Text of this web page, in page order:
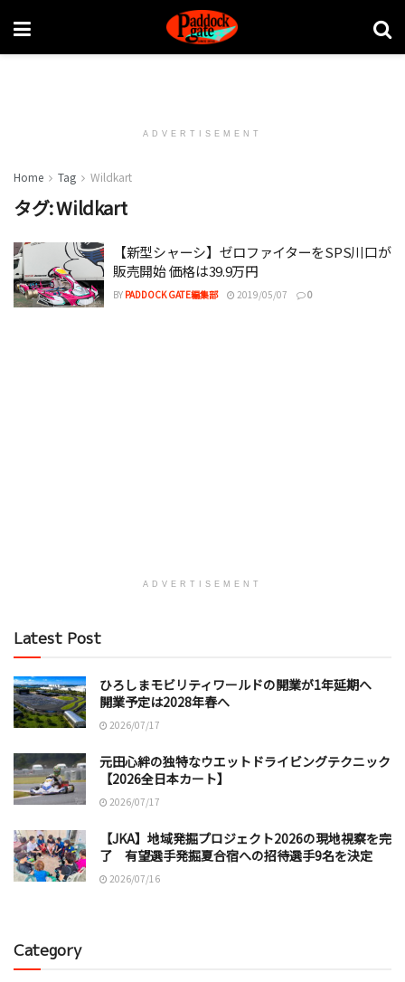
ADVERTISEMENT
Home Tag Wildkart
タグ:Wildkart
【新型シャーシ】ゼロファイターをSPS川口が
販売開始 価格は39.9万円
BY PADDOCK GATE編集部 2019/05/07 0
ADVERTISEMENT
Latest Post
ひろしまモビリティワールドの開業が1年延期へ
開業予定は2028年春へ
2026/07/17
元田心絆の独特なウエットドライビングテクニック
【2026全日本カート】
2026/07/17
【JKA】地域発掘プロジェクト2026の現地視察を完
了 有望選手発掘夏合宿への招待選手9名を決定
2026/07/16
Category